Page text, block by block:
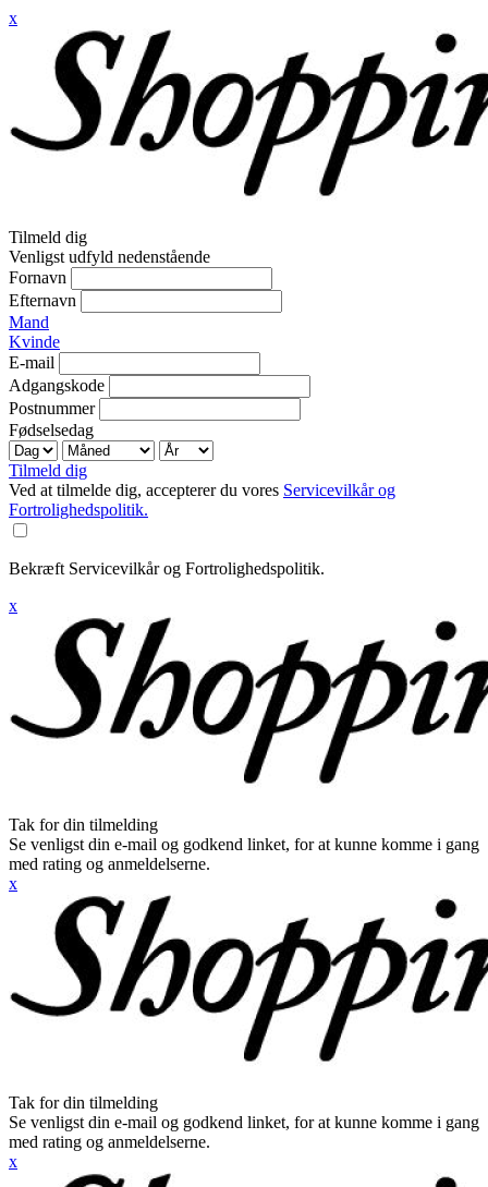
x
Tilmeld dig
Venligst udfyld nedenstående
Fornavn
Efternavn
Mand
Kvinde
E-mail
Adgangskode
Postnummer
Fødselsedag
Tilmeld dig
Ved at tilmelde dig, accepterer du vores Servicevilkår og
Fortrolighedspolitik.
Bekræft Servicevilkår og Fortrolighedspolitik.
x
Tak for din tilmelding
Se venligst din e-mail og godkend linket, for at kunne komme i gang
med rating og anmeldelserne.
x
Tak for din tilmelding
Se venligst din e-mail og godkend linket, for at kunne komme i gang
med rating og anmeldelserne.
x